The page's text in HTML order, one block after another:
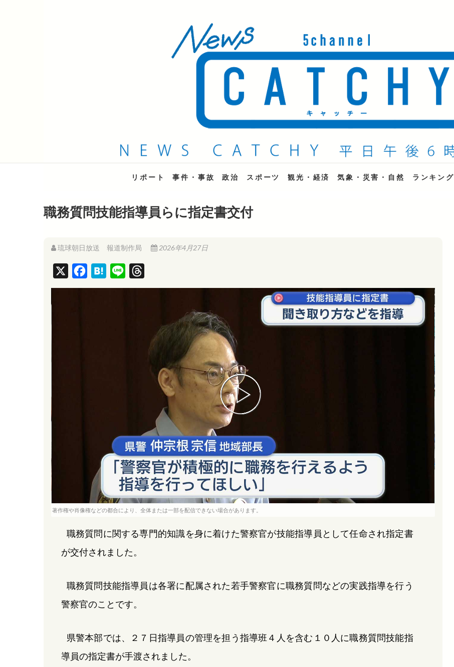
QAB NEWS Headline
キャッチー 月曜〜金曜 午後6時15分放送
リポート 事件・事故 政治 スポーツ 観光・経済 気象・災害・自然 ランキング
職務質問技能指導員らに指定書交付
琉球朝日放送 報道制作局 2026年4月27日
a
H
a
i
h
著作権や肖像権などの都合により、全体または一部を配信できない場合があります。
職務質問に関する専門的知識を身に着けた警察官が技能指導員として任命され指定書
が交付されました。
職務質問技能指導員は各署に配属された若手警察官に職務質問などの実践指導を行う
警察官のことです。
県警本部では、２７日指導員の管理を担う指導班４人を含む１０人に職務質問技能指
導員の指定書が手渡されました。